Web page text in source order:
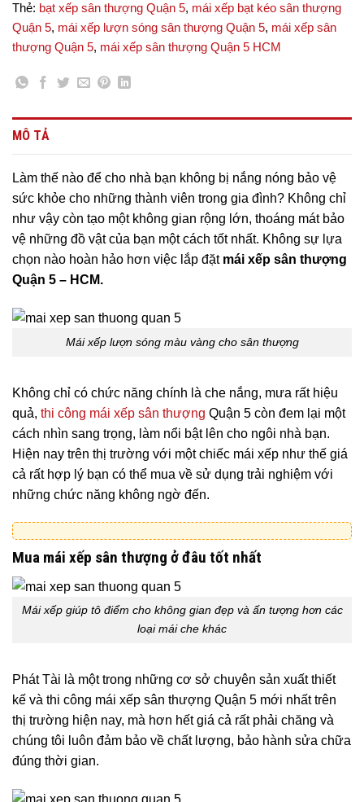
Thẻ: bạt xếp sân thượng Quận 5, mái xếp bạt kéo sân thượng
Quận 5, mái xếp lượn sóng sân thượng Quận 5, mái xếp sân
thượng Quận 5, mái xếp sân thượng Quận 5 HCM
MÔ TẢ
Làm thế nào để cho nhà bạn không bị nắng nóng bảo vệ
sức khỏe cho những thành viên trong gia đình? Không chỉ
như vậy còn tạo một không gian rộng lớn, thoáng mát bảo
vệ những đồ vật của bạn một cách tốt nhất. Không sự lựa
chọn nào hoàn hảo hơn việc lắp đặt mái xếp sân thượng
Quận 5 – HCM.
Mái xếp lượn sóng màu vàng cho sân thượng
Không chỉ có chức năng chính là che nắng, mưa rất hiệu
quả, thi công mái xếp sân thượng Quận 5 còn đem lại một
cách nhìn sang trọng, làm nổi bật lên cho ngôi nhà bạn.
Hiện nay trên thị trường với một chiếc mái xếp như thế giá
cả rất hợp lý bạn có thể mua về sử dụng trải nghiệm với
những chức năng không ngờ đến.
Mua mái xếp sân thượng ở đâu tốt nhất
Mái xếp giúp tô điểm cho không gian đẹp và ấn tượng hơn các
loại mái che khác
Phát Tài là một trong những cơ sở chuyên sản xuất thiết
kế và thi công mái xếp sân thượng Quận 5 mới nhất trên
thị trường hiện nay, mà hơn hết giá cả rất phải chăng và
chúng tôi luôn đảm bảo về chất lượng, bảo hành sửa chữa
đúng thời gian.